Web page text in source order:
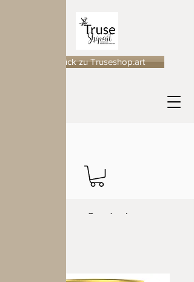
zurück zu Truseshop.art